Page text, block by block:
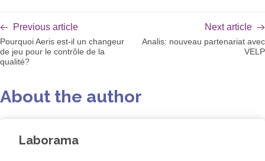
Previous article
Pourquoi Aeris est-il un changeur
de jeu pour le contrôle de la
qualité?
Next article
Analis: nouveau partenariat avec
VELP
About the author
Laborama